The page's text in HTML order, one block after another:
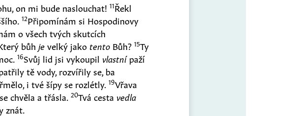
on mi bude naslouchat!11Řekl
12Připomínám si Hospodinovy
o všech tvých skutcích
bůh jevelký jako tento Bůh?15Ty
16Svůj lid jsi vykoupil vlastnípaží
tě vody, rozvířily se, ba
i tvé šípy se rozlétly.19Vřava
chvěla a třásla.20Tvá cesta vedla
znát.